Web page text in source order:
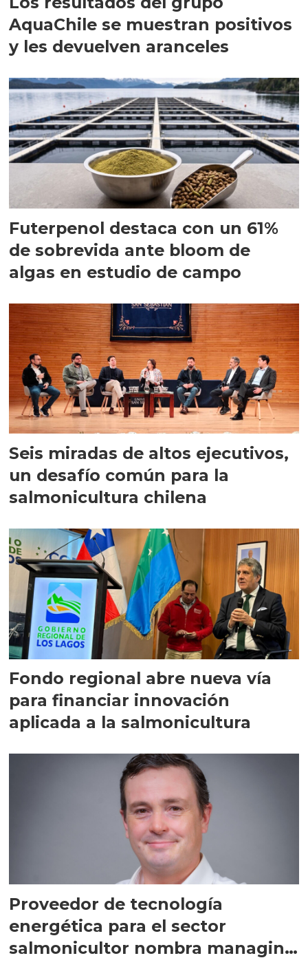
AquaChile se muestran positivos
y les devuelven aranceles
Futerpenol destaca con un 61%
de sobrevida ante bloom de
algas en estudio de campo
Seis miradas de altos ejecutivos,
un desafío común para la
salmonicultura chilena
Fondo regional abre nueva vía
para financiar innovación
aplicada a la salmonicultura
Proveedor de tecnología
energética para el sector
salmonicultor nombra managing